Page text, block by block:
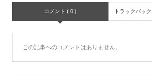
コメント ( 0 ) トラックバッ
この記事へのコメントはありません。